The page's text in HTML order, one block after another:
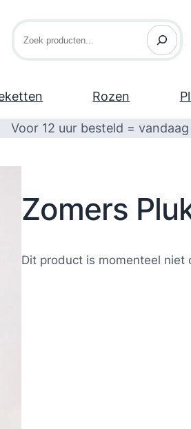
Zoeken
Rozen
Voor 12 uur besteld =
Zomers
Dit product is momenteel niet